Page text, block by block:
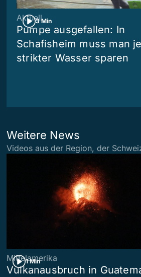
3 Min
Aktuell
Pumpe ausgefallen: In
Schafisheim muss man
strikter Wasser sparen
Weitere News
Videos aus der Region, der
1 Min
Mittelamerika
Vulkanausbruch in